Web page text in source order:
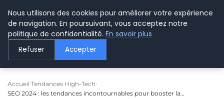
LE WEBMARKETING
Accueil Tendances High-Tech
SEO 2024 : les tendances incontournables pour booster la…
Nous utilisons des cookies pour améliorer votre expérience
de navigation. En poursuivant, vous acceptez notre
politique de confidentialité. En savoir plus
Refuser Accepter